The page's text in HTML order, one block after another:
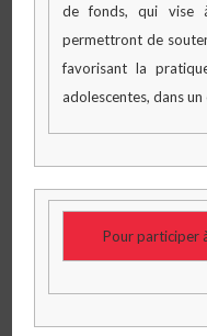
de fonds, qui vise
permettront de
favorisant la
adolescentes, dans
Pour participer